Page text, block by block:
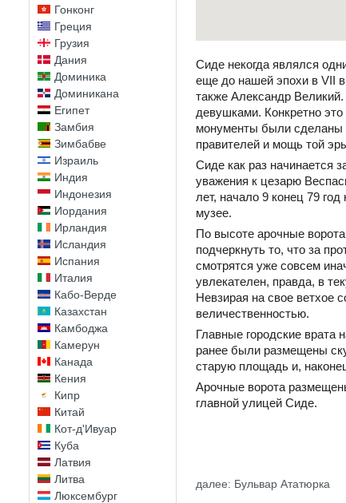
Гонконг
Греция
Грузия
Дания
Доминика
Доминикана
Египет
Замбия
Зимбабве
Израиль
Индия
Индонезия
Иордания
Ирландия
Исландия
Испания
Италия
Кабо-Верде
Казахстан
Камбоджа
Камерун
Канада
Кения
Кипр
Китай
Кот-д'Ивуар
Куба
Латвия
Литва
Люксембург
Сиде некогда являлся
еще до нашей эпохи в VII
также Александр
девушками. Конкретно
монументы были сделаны
правителей и мощь той
Сиде как раз начинается
уважения к цезарю
лет, начало 9 конец 79
музее.
По высоте арочные
подчеркнуть то, что за
смотрятся уже совсем
увлекателен, правда, в
Невзирая на свое ветхое
величественностью.
Главные городские врата
ранее были размещены
старую площадь и,
Арочные ворота
главной улицей Сиде.
далее: Бульвар Ататюрка